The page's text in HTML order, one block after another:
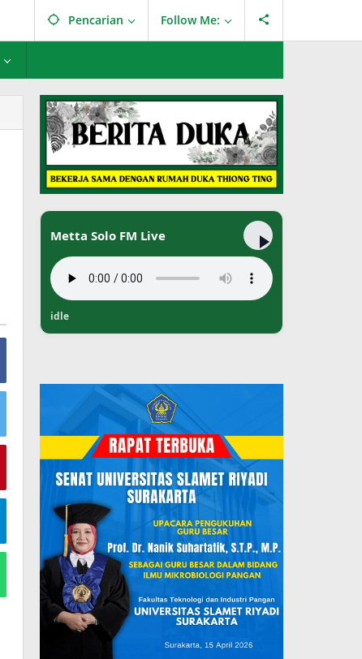
Pencarian Follow Me:
Metta Solo FM Live
idle